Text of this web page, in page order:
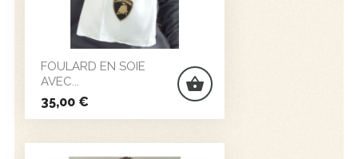
FOULARD EN SOIE
AVEC...
Prix
35,00 €
shopping_basket